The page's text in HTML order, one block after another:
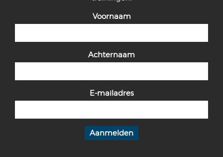
Voornaam
Achternaam
E-mailadres